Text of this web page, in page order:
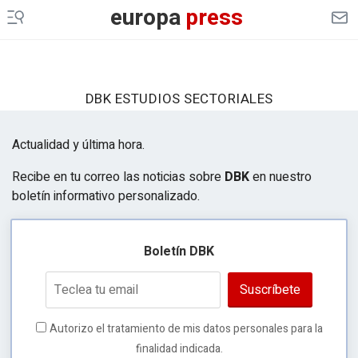
europapress
DBK ESTUDIOS SECTORIALES
Actualidad y última hora.
Recibe en tu correo las noticias sobre DBKen nuestro
boletín informativo personalizado.
Boletín DBK
Suscríbete
Autorizo el tratamiento de mis datos personales para la
finalidad indicada.